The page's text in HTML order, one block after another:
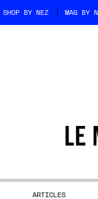
SHOP BY NEZ MAG BY
ARTICLES